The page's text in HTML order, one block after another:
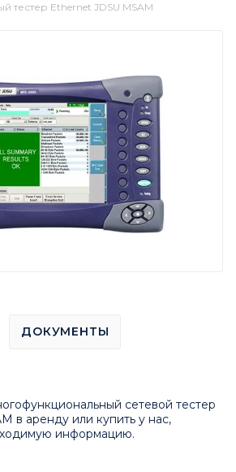
тестер Ethernet JDSU MSAM
ДОКУМЕНТЫ
сетевой тестер
в аренду или купить у нас,
информацию.